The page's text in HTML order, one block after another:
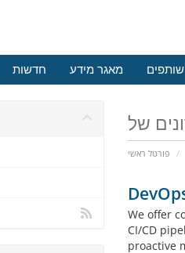
חדשות מאגר מידע
פורטל ראשי
We offer
CI/CD
proactive